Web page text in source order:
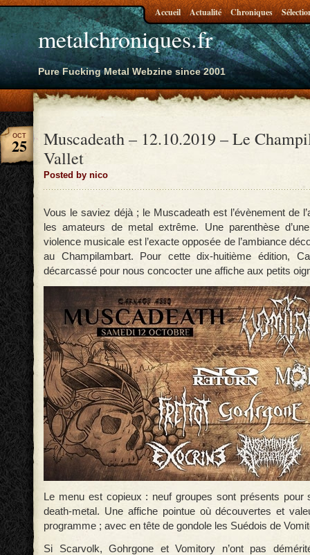
metalchroniques.fr
Pure Fucking Metal Webzine since 2001
Accueil Actualité Chroniques
Muscadeath – 12.10.2019 – Le
Vallet
Posted by nico
OCT
25
Vous le saviez déjà ; le Muscadeath est l’évènement de
les amateurs de metal extrême. Une parenthèse
violence musicale est l’exacte opposée de l’ambiance
au Champilambart. Pour cette dix-huitième édition,
décarcassé pour nous concocter une affiche aux petits
Le menu est copieux : neuf groupes sont présents pour
death-metal. Une affiche pointue où découvertes et
programme ; avec en tête de gondole les Suédois de
Si Scarvolk, Gohrgone et Vomitory n’ont pas